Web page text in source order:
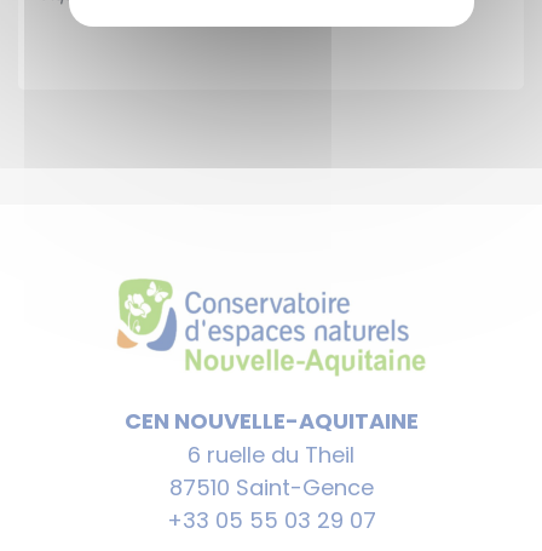
CEN NOUVELLE-AQUITAINE
6 ruelle du Theil
87510 Saint-Gence
+33 05 55 03 29 07